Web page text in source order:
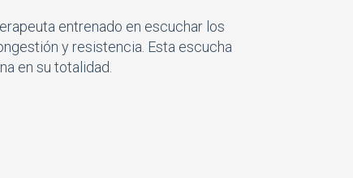
entrenado en escuchar los
y resistencia. Esta escucha
en su totalidad.